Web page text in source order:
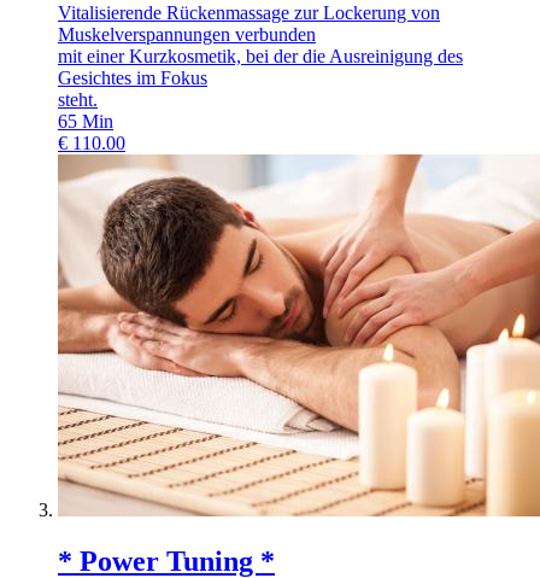
Vitalisierende Rückenmassage zur Lockerung von
Muskelverspannungen verbunden
mit einer Kurzkosmetik, bei der die Ausreinigung des
Gesichtes im Fokus
steht.
65 Min
€ 110.00
* Power Tuning *